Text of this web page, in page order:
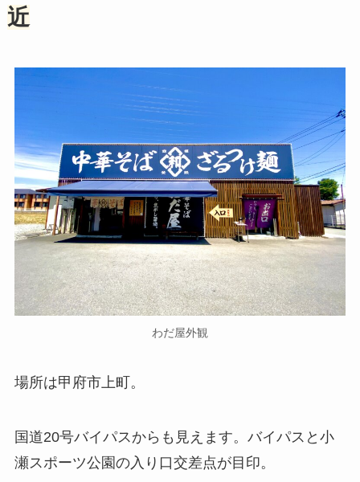
近
わだ屋外観
場所は甲府市上町。
国道20号バイパスからも見えます。バイパスと小
瀬スポーツ公園の入り口交差点が目印。